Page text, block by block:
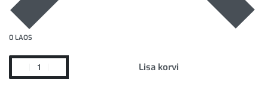
0 LAOS
Lisa korvi